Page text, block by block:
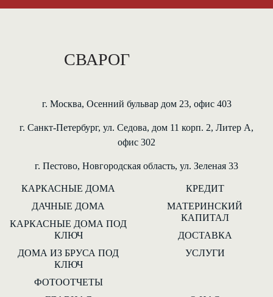
г. Москва, Осенний бульвар дом 23, офис 403
г. Санкт-Петербург, ул. Седова, дом 11 корп. 2, Литер А,
офис 302
г. Пестово, Новгородская область, ул. Зеленая 33
КАРКАСНЫЕ ДОМА
ДАЧНЫЕ ДОМА
КАРКАСНЫЕ ДОМА ПОД
КЛЮЧ
ДОМА ИЗ БРУСА ПОД
КЛЮЧ
ФОТООТЧЕТЫ
КРЕДИТ
МАТЕРИНСКИЙ
КАПИТАЛ
ДОСТАВКА
УСЛУГИ